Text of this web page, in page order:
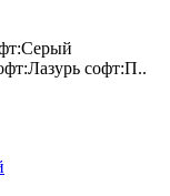
софт:П..